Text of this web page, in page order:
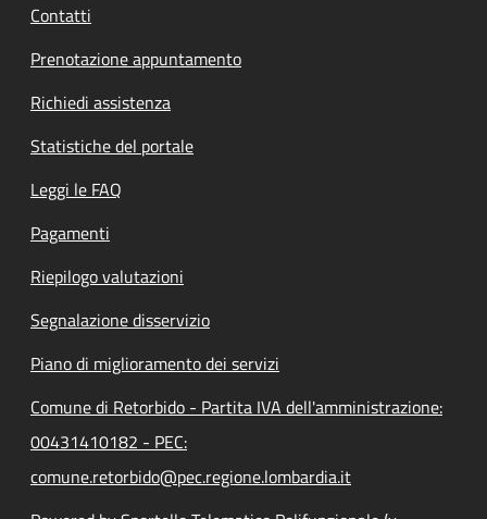
Contatti
Prenotazione appuntamento
Richiedi assistenza
Statistiche del portale
Leggi le FAQ
Pagamenti
Riepilogo valutazioni
Segnalazione disservizio
Piano di miglioramento dei servizi
Comune di Retorbido - Partita IVA dell'amministrazione:
00431410182 - PEC:
comune.retorbido@pec.regione.lombardia.it